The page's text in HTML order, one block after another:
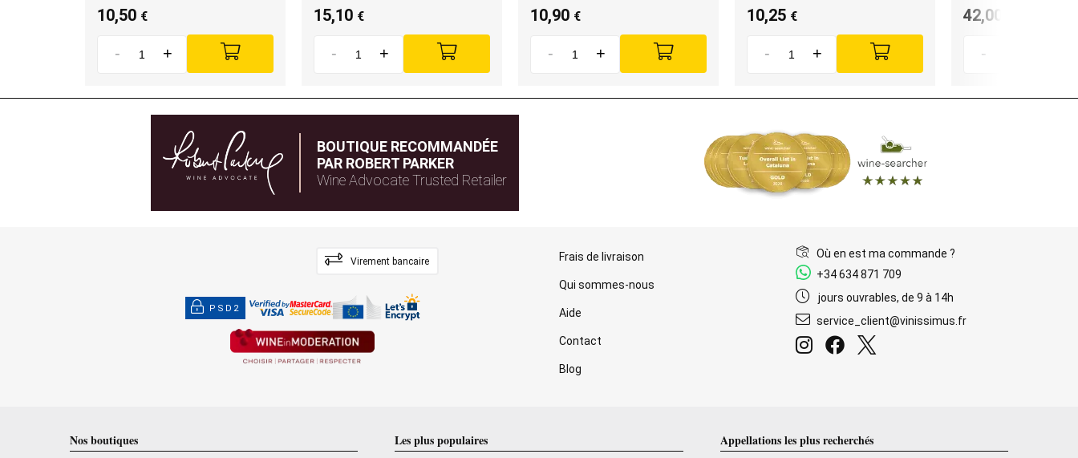
10,50 €
- +
15,10 €
- +
10,90 €
- +
10,25 €
- +
42,00
-
BOUTIQUE RECOMMANDÉE
PAR ROBERT PARKER
Wine Advocate Trusted Retailer
Virement bancaire
PSD2
Frais de livraison
Qui sommes-nous
Aide
Contact
Blog
Où en est ma commande ?
+34 634 871 709
jours ouvrables, de 9 à 14h
service_client@vinissimus.fr
Nos boutiques Les plus populaires Appellations les plus recherchés